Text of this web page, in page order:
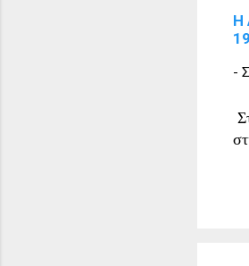
Η
-